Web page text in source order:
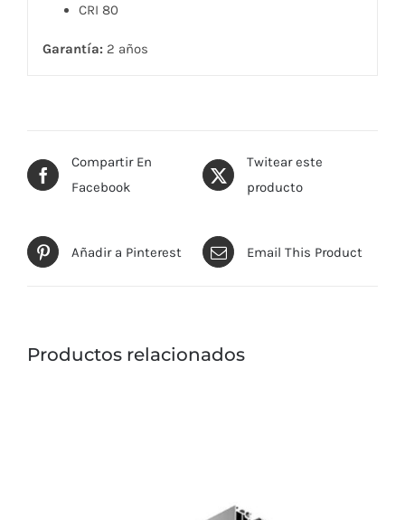
CRI 80
Garantía: 2 años
Compartir En
Facebook
Twitear este
producto
Añadir a Pinterest Email This Product
Productos relacionados